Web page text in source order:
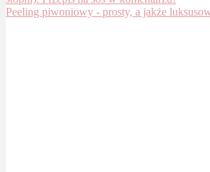
Peeling piwoniowy - prosty, a jakże